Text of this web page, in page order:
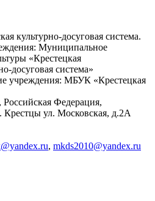
культурно-досуговая система.
Муниципальное
«Крестецкая
досуговая система»
учреждения: МБУК «Крестецкая
Федерация,
Крестцы ул. Московская, д.2А
, mkds2010@yandex.ru